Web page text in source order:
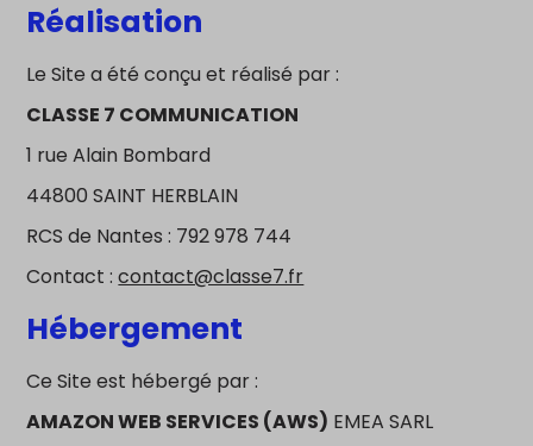
Réalisation
Le Site a été conçu et réalisé par :
CLASSE 7 COMMUNICATION
1 rue Alain Bombard
44800 SAINT HERBLAIN
RCS de Nantes : 792 978 744
Contact :contact@classe7.fr
Hébergement
Ce Site est hébergé par :
AMAZON WEB SERVICES (AWS) EMEA SARL